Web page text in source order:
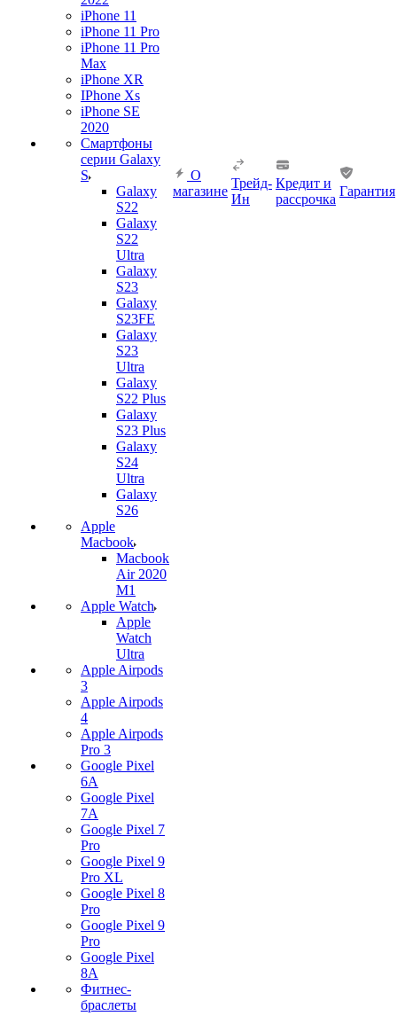
iPhone 11
iPhone 11 Pro
iPhone 11 Pro
Max
iPhone XR
IPhone Xs
iPhone SE
2020
Смартфоны
серии Galaxy
S
Galaxy
S22
Galaxy
S22
Ultra
Galaxy
S23
Galaxy
S23FE
Galaxy
S23
Ultra
Galaxy
S22 Plus
Galaxy
S23 Plus
Galaxy
S24
Ultra
Galaxy
S26
Apple
Macbook
Macbook
Air 2020
M1
Apple Watch
Apple
Watch
Ultra
Apple Airpods
3
Apple Airpods
4
Apple Airpods
Pro 3
Google Pixel
6A
Google Pixel
7А
Google Pixel 7
Pro
Google Pixel 9
Pro XL
Google Pixel 8
Pro
Google Pixel 9
Pro
Google Pixel
8A
Фитнес-
браслеты
О
магазине
Трейд-
Ин
Кредит и
рассрочка
Гарантия